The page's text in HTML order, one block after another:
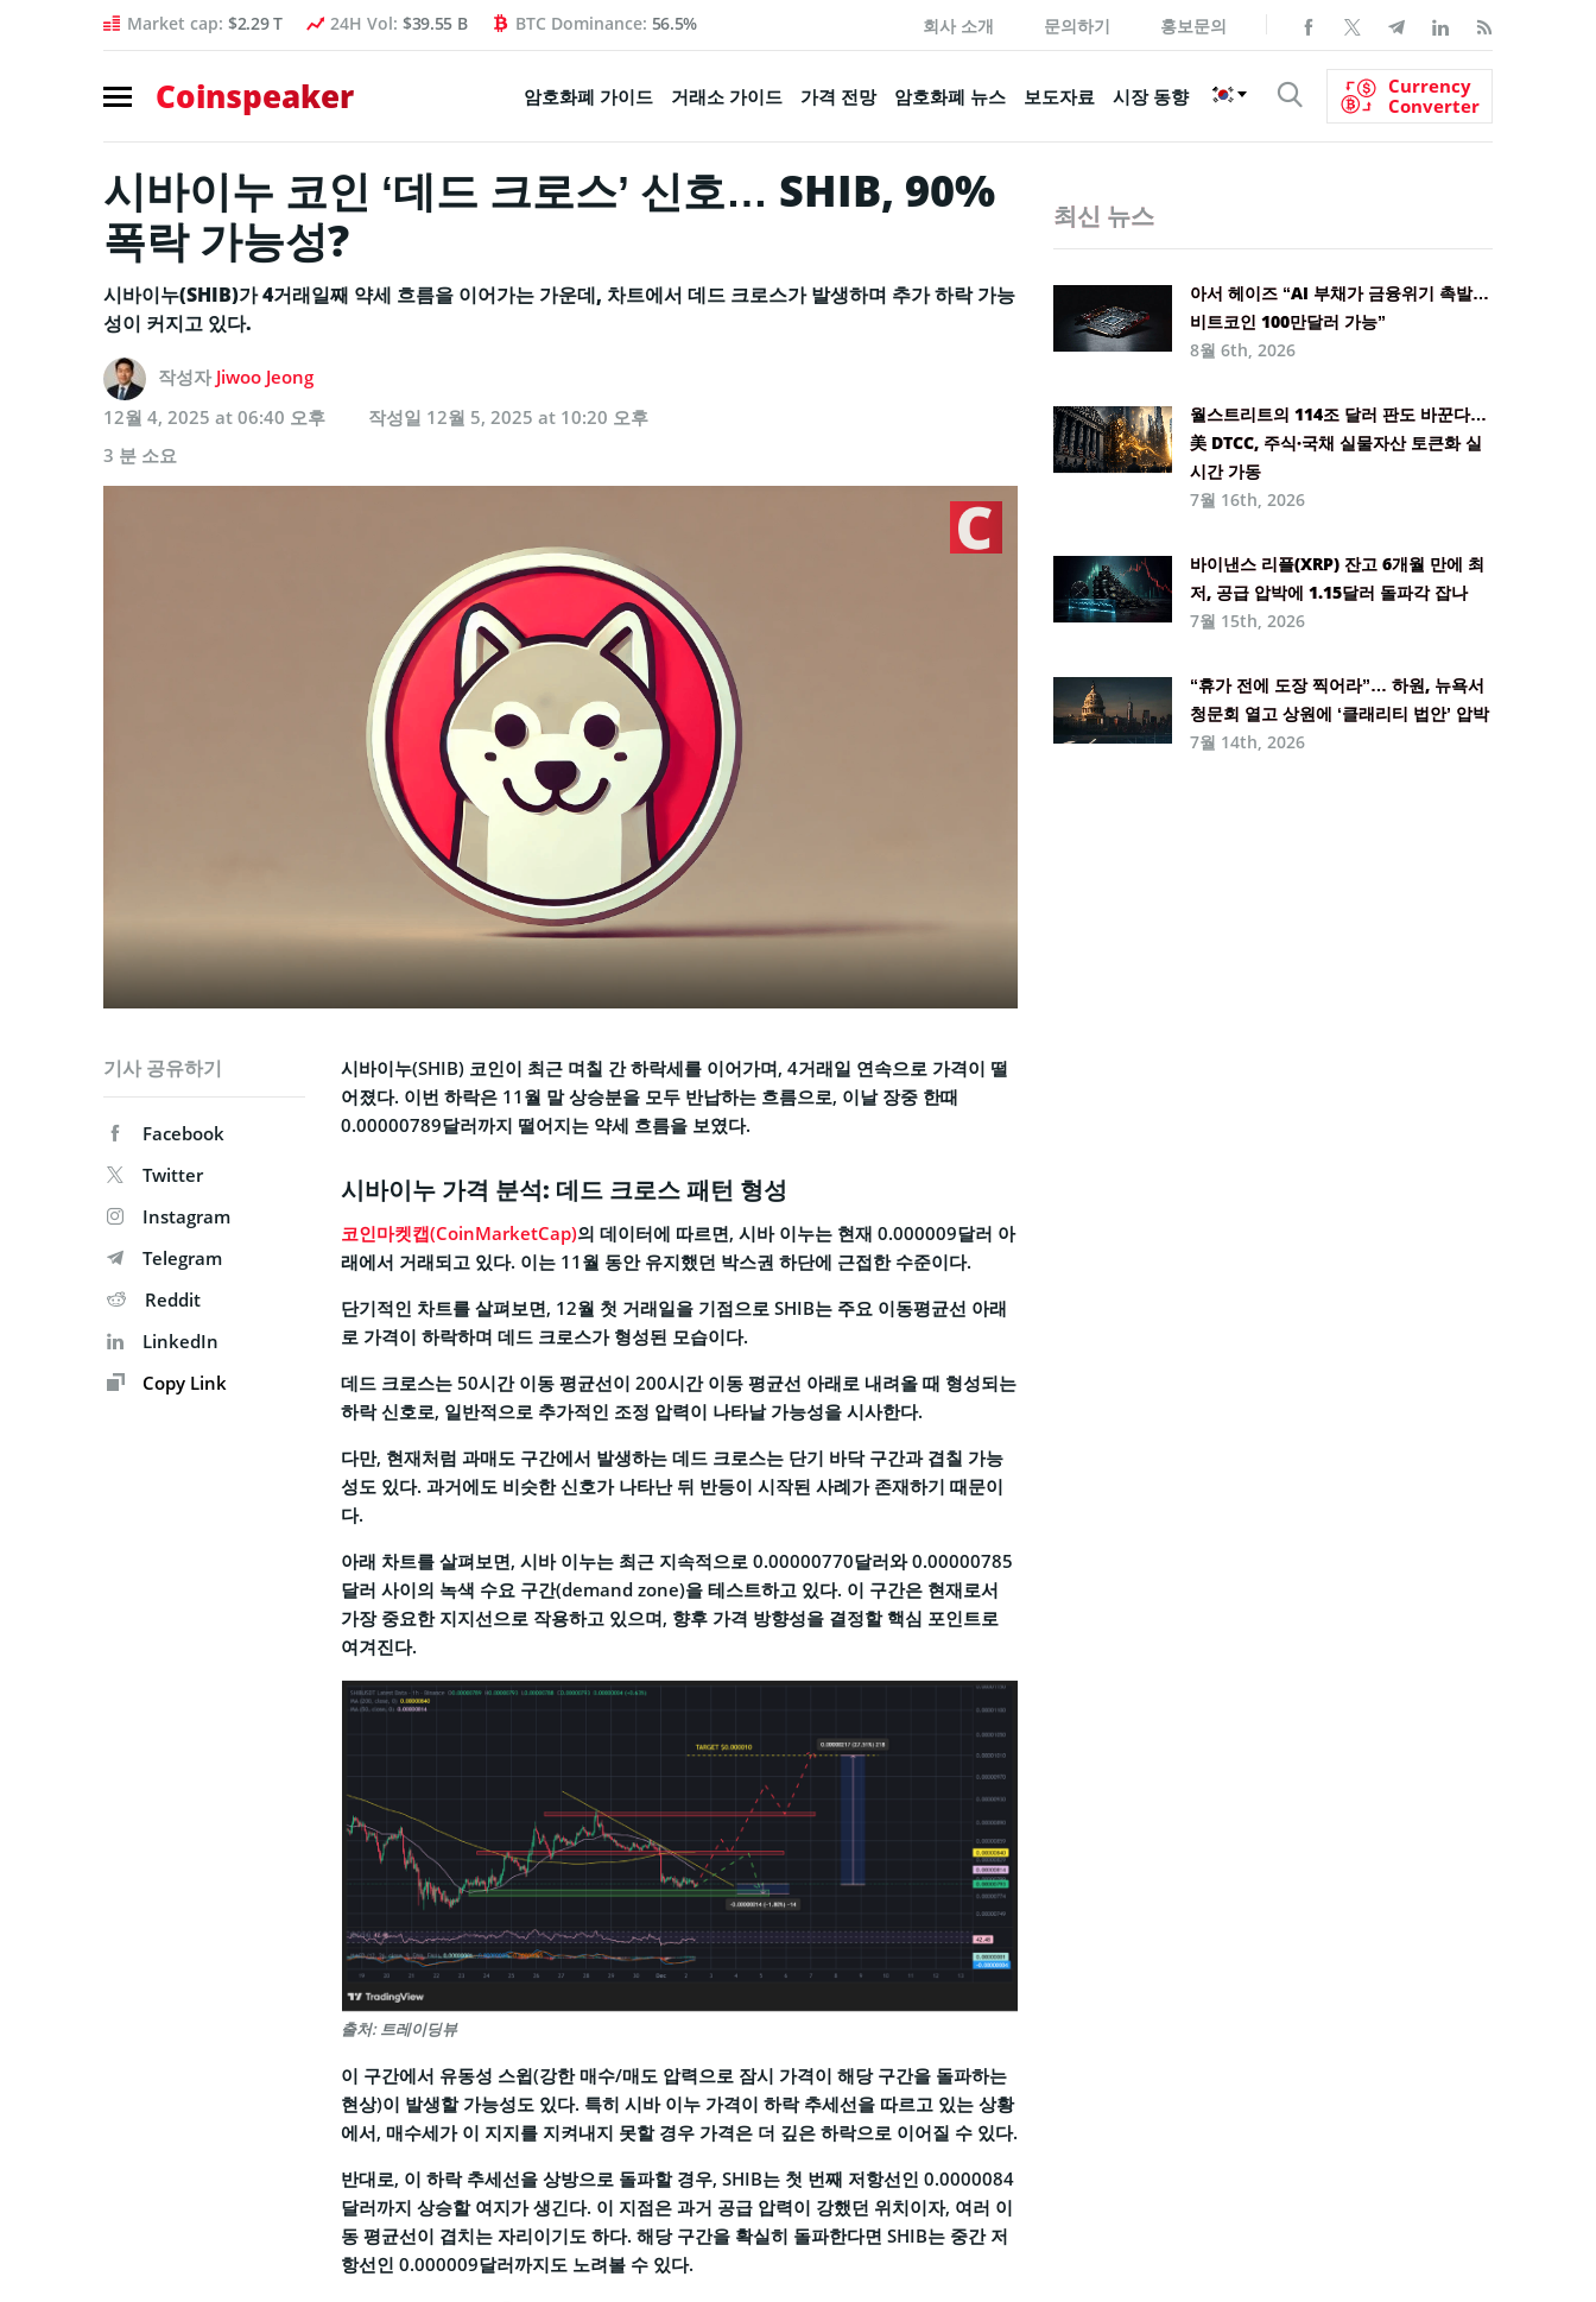
Market cap: $2.29 T 24H Vol: $39.55 B BTC Dominance: 56.5% 회사 소개 문의하기 홍보문의
Coinspeaker 암호화폐 가이드 거래소 가이드 가격 전망 암호화폐 뉴스 보도자료 시장 동향
Currency
Converter
시바이누 코인 ‘데드 크로스’ 신호… SHIB, 90%
폭락 가능성?
시바이누(SHIB)가 4거래일째 약세 흐름을 이어가는 가운데, 차트에서 데드 크로스가 발생하며 추가 하락 가능
성이 커지고 있다.
작성자 Jiwoo Jeong
12월 4, 2025 at 06:40 오후
작성일 12월 5, 2025 at 10:20 오후
3 분 소요
기사 공유하기
Facebook
Twitter
Instagram
Telegram
Reddit
LinkedIn
Copy Link
시바이누(SHIB) 코인이 최근 며칠 간 하락세를 이어가며, 4거래일 연속으로 가격이 떨
어졌다. 이번 하락은 11월 말 상승분을 모두 반납하는 흐름으로, 이날 장중 한때
0.00000789달러까지 떨어지는 약세 흐름을 보였다.
시바이누 가격 분석: 데드 크로스 패턴 형성
코인마켓캡(CoinMarketCap)의 데이터에 따르면, 시바 이누는 현재 0.000009달러 아
래에서 거래되고 있다. 이는 11월 동안 유지했던 박스권 하단에 근접한 수준이다.
단기적인 차트를 살펴보면, 12월 첫 거래일을 기점으로 SHIB는 주요 이동평균선 아래
로 가격이 하락하며 데드 크로스가 형성된 모습이다.
데드 크로스는 50시간 이동 평균선이 200시간 이동 평균선 아래로 내려올 때 형성되는
하락 신호로, 일반적으로 추가적인 조정 압력이 나타날 가능성을 시사한다.
다만, 현재처럼 과매도 구간에서 발생하는 데드 크로스는 단기 바닥 구간과 겹칠 가능
성도 있다. 과거에도 비슷한 신호가 나타난 뒤 반등이 시작된 사례가 존재하기 때문이
다.
아래 차트를 살펴보면, 시바 이누는 최근 지속적으로 0.00000770달러와 0.00000785
달러 사이의 녹색 수요 구간(demand zone)을 테스트하고 있다. 이 구간은 현재로서
가장 중요한 지지선으로 작용하고 있으며, 향후 가격 방향성을 결정할 핵심 포인트로
여겨진다.
출처: 트레이딩뷰
이 구간에서 유동성 스윕(강한 매수/매도 압력으로 잠시 가격이 해당 구간을 돌파하는
현상)이 발생할 가능성도 있다. 특히 시바 이누 가격이 하락 추세선을 따르고 있는 상황
에서, 매수세가 이 지지를 지켜내지 못할 경우 가격은 더 깊은 하락으로 이어질 수 있다.
반대로, 이 하락 추세선을 상방으로 돌파할 경우, SHIB는 첫 번째 저항선인 0.0000084
달러까지 상승할 여지가 생긴다. 이 지점은 과거 공급 압력이 강했던 위치이자, 여러 이
동 평균선이 겹치는 자리이기도 하다. 해당 구간을 확실히 돌파한다면 SHIB는 중간 저
항선인 0.000009달러까지도 노려볼 수 있다.
최신 뉴스
아서 헤이즈 “AI 부채가 금융위기 촉발…
비트코인 100만달러 가능”
8월 6th, 2026
월스트리트의 114조 달러 판도 바꾼다…
美 DTCC, 주식·국채 실물자산 토큰화 실
시간 가동
7월 16th, 2026
바이낸스 리플(XRP) 잔고 6개월 만에 최
저, 공급 압박에 1.15달러 돌파각 잡나
7월 15th, 2026
“휴가 전에 도장 찍어라”… 하원, 뉴욕서
청문회 열고 상원에 ‘클래리티 법안’ 압박
7월 14th, 2026